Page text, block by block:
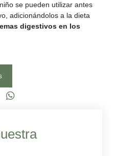
se pueden utilizar antes
adicionándolos a la dieta
digestivos en los